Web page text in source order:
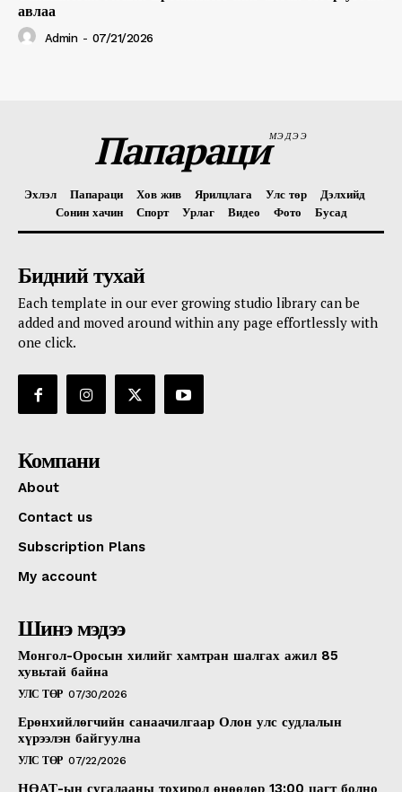
авлаа
Admin - 07/21/2026
ПапарациМЭДЭЭ
Эхлэл Папараци Хов жив Ярилцлага Улс төр
Дэлхийд
Сонин хачин
Спорт Урлаг Видео Фото Бусад
Бидний тухай
Each template in our ever growing studio library can be
added and moved around within any page effortlessly with
one click.
Компани
About
Contact us
Subscription Plans
My account
Шинэ мэдээ
Монгол-Оросын хилийг хамтран шалгах ажил 85
хувьтай байна
УЛС ТӨР 07/30/2026
Ерөнхийлөгчийн санаачилгаар Олон улс судлалын
хүрээлэн байгуулна
УЛС ТӨР 07/22/2026